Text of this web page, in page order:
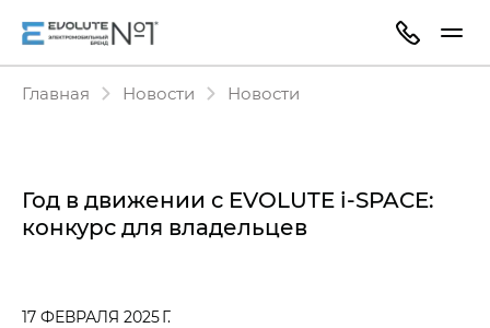
Главная Новости Новости
Год в движении с EVOLUTE i‑SPACE:
конкурс для владельцев
17 ФЕВРАЛЯ 2025 Г.